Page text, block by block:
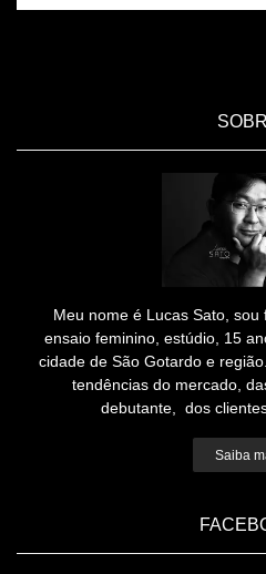
Meu nome é Lucas Sato, sou
ensaio feminino, estúdio, 15
cidade de São Gotardo e
tendências do mercado,
debutante, dos
Saiba